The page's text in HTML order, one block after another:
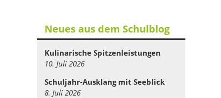
Neues aus dem Schulblog
Kulinarische Spitzenleistungen
10. Juli 2026
Schuljahr-Ausklang mit Seeblick
8. Juli 2026